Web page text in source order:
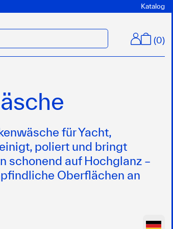
Katalog
(0)
für Yacht,
poliert und bringt
schonend auf Hochglanz –
Oberflächen an